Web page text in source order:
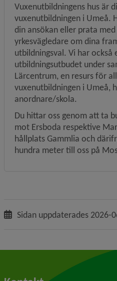
Vuxenutbildningens hus är
vuxenutbildningen i Umeå.
din ansökan eller prata
yrkesvägledare om dina
utbildningsval. Vi har också
utbildningsutbudet under
Lärcentrum, en resurs för
vuxenutbildningen i Umeå,
anordnare/skola.
Du hittar oss genom att ta
mot Ersboda respektive
hållplats Gammlia och
hundra meter till oss på
Sidan uppdaterades 2026-